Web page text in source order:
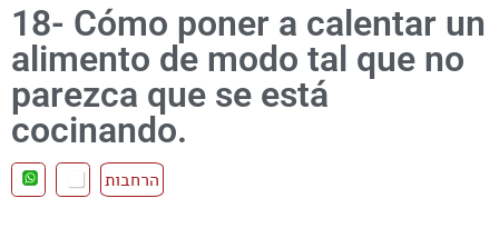
18- Cómo poner a calentar un
alimento de modo tal que no
parezca que se está
cocinando.
הרחבות